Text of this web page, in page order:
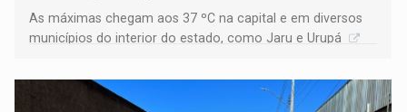
As máximas chegam aos 37 ºC na capital e em diversos
municípios do interior do estado, como Jaru e Urupá